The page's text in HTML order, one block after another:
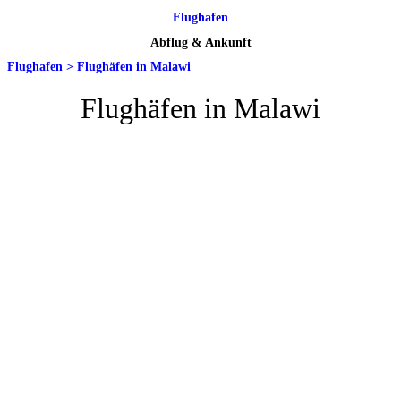
Flughafen
Abflug & Ankunft
Flughafen > Flughäfen in Malawi
Flughäfen in Malawi